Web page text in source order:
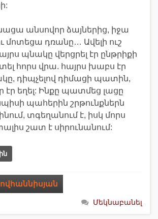
անսովոր ձայներից, իջա
մոտեցա դռանը… Ավելի ուշ
պնակը վերցրել էր ընթրիքի
հորս վրա. հայրս խաբս էր
դիպչելով դիմացի պատին,
էր եղել: Ինքը պատմեց լացը
պահերին շրթունքներն
տգեղանում է, իսկ մորս
շատ է սիրունանում:
Մեկնաբանել